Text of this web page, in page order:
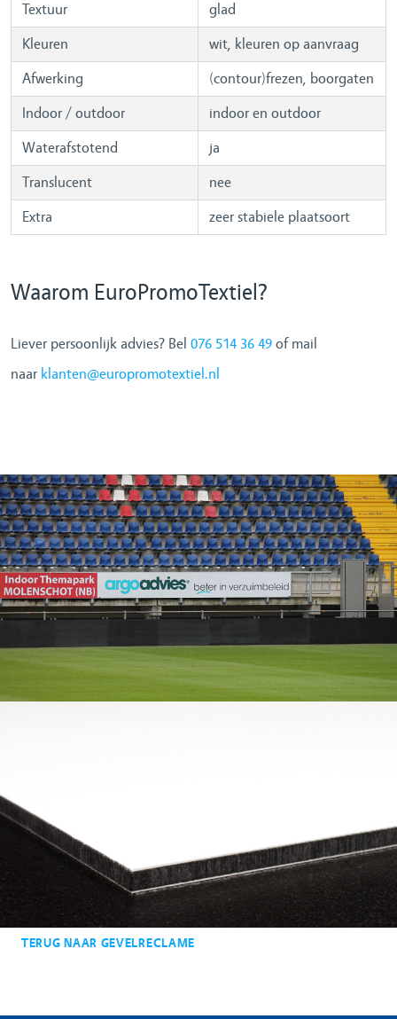
Textuur glad
Kleuren wit, kleuren op aanvraag
Afwerking (contour)frezen, boorgaten
Indoor / outdoor indoor en outdoor
Waterafstotend ja
Translucent nee
Extra zeer stabiele plaatsoort
Waarom EuroPromoTextiel?
Liever persoonlijk advies? Bel 076 514 36 49 of mail
naar klanten@europromotextiel.nl
TERUG NAAR GEVELRECLAME